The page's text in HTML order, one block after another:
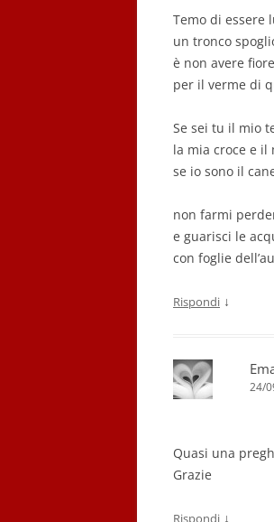
Temo di essere
un tronco
è non avere
per il verme di
Se sei tu il mio
la mia croce e il
se io sono il
non farmi
e guarisci le
con foglie
Rispondi ↓
24/
Quasi una
Grazie
Rispondi ↓